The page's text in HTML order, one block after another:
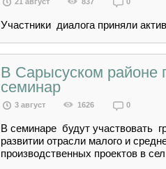
Участники диалога приняли
В Сарысуском районе
семинар
3 август 1626 0
В семинаре будут участвовать
развитии отрасли малого и
производственных проектов в